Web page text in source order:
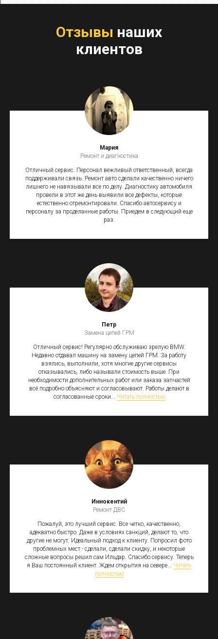
Отзывы наших
клиентов
Мария
Ремонт и диагностика
Отличный сервис. Персонал вежливый ответственный, всегда
поддерживали связь. Ремонт авто сделали качественно ничего
лишнего не навязывали все по делу. Диагностику автомобиля
провели в этот же день выявили все дефекты, которые
естественно отремонтировали. Спасибо автосервису и
персоналу за проделанные работы. Приедем в следующий еще
раз.
Петр
Замена цепей ГРМ
Отличный сервис! Регулярно обслуживаю зрелую BMW.
Недавно отдавал машину на замену цепей ГРМ. За работу
взялись, выполнили, хотя многие другие сервисы
отказывались, либо называли стоимость выше. При
необходимости дополнительных работ или заказа запчастей
всё подробно объясняют и согласовывают. Работы делают в
согласованные сроки... Читать полностью
Иннокентий
Ремонт ДВС
Пожалуй, это лучший сервис. Все четко, качественно,
адекватно быстро. Даже в условиях санкций, делают то, что
другие не могут. Идеальный подход к клиенту. Попросил фото
проблемных мест - сделали, сделали скидку, и некоторые
сложные вопросы решил сам Ильдар. Спасибо сервису. Теперь
я Ваш постоянный клиент. Ждем открытия на севере... Читать
полностью